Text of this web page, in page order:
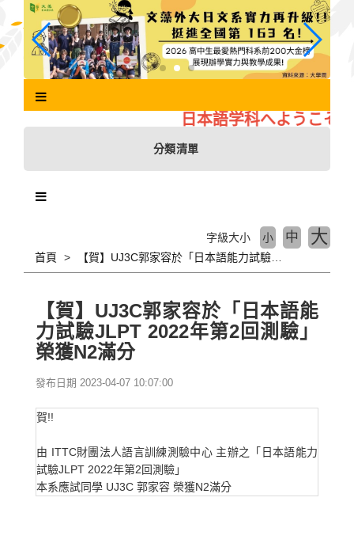
主
日本語学科へようこそ
分類清單
首頁
字級大小 小 中 大
【賀】UJ3C郭家容於「日本語能
力試驗JLPT 2022年第2回測驗」
榮獲N2滿分
發布日期 2023-04-07 10:07:00
賀!!
由 ITTC財團法人語言訓練測驗中心 主辦之「日本語能力
試驗JLPT 2022年第2回測驗」
本系應試同學 UJ3C 郭家容 榮獲N2滿分